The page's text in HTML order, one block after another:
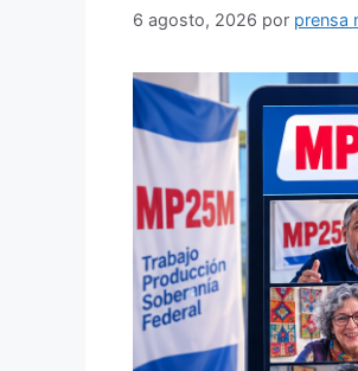
6 agosto, 2026 por prensa